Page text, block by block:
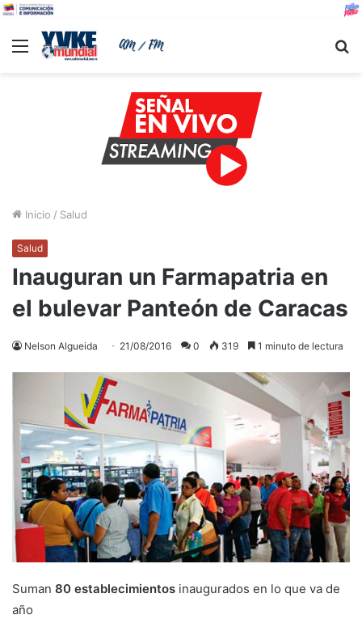
Menu
Inicio / Salud
Salud
Inauguran un Farmapatria en
el bulevar Panteón de Caracas
Nelson Algueida 21/08/2016 0 319 1 minuto de lectura
Suman 80 establecimientos inaugurados en lo que va de
año